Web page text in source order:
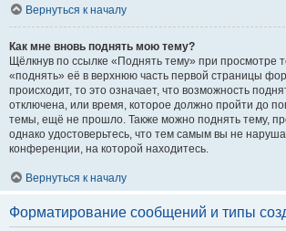
Вернуться к началу
Как мне вновь поднять мою тему?
Щёлкнув по ссылке «Поднять тему» при просмотре
«поднять» её в верхнюю часть первой страницы
происходит, то это означает, что возможность
отключена, или время, которое должно пройти до
темы, ещё не прошло. Также можно поднять тему,
однако удостоверьтесь, что тем самым вы не
конференции, на которой находитесь.
Вернуться к началу
Форматирование сообщений и типы